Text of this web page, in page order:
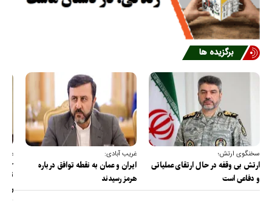
برگزیده ها
سخنگوی ارتش؛
ارتش بی وقفه در حال ارتقای عملیاتی
و دفاعی است
غریب آبادی:
ایران و عمان به نقطه توافق درباره
هرمز رسیدند
عضو
را